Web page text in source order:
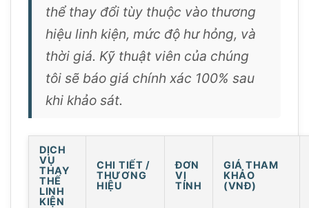
thể thay đổi tùy thuộc vào thương
hiệu linh kiện, mức độ hư hỏng, và
thời giá. Kỹ thuật viên của chúng
tôi sẽ báo giá chính xác 100% sau
khi khảo sát.
DỊCH
VỤ
THAY
THẾ
LINH
KIỆN
CHI TIẾT /
THƯƠNG
HIỆU
ĐƠN
VỊ
TÍNH
GIÁ THAM
KHẢO
(VNĐ)